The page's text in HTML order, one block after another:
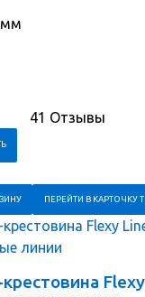
мм
41 Отзывы
ПЕРЕЙТИ В КАРТОЧКУ